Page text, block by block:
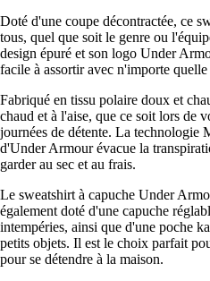
Doté d'une coupe décontractée, ce
tous, quel que soit le genre ou
design épuré et son logo Under
facile à assortir avec n'importe quelle
Fabriqué en tissu polaire doux et
chaud et à l'aise, que ce soit lors de
journées de détente. La technologie
d'Under Armour évacue la
garder au sec et au frais.
Le sweatshirt à capuche Under
également doté d'une capuche
intempéries, ainsi que d'une poche
petits objets. Il est le choix parfait
pour se détendre à la maison.